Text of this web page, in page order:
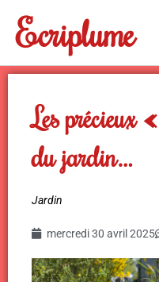
contenu
Ecriplume
Les précieux
du jardin…
Jardin
mercredi 30 avril 2025